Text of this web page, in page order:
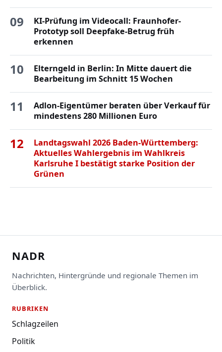
09
KI-Prüfung im Videocall: Fraunhofer-
Prototyp soll Deepfake-Betrug früh
erkennen
10
Elterngeld in Berlin: In Mitte dauert die
Bearbeitung im Schnitt 15 Wochen
11
Adlon-Eigentümer beraten über Verkauf für
mindestens 280 Millionen Euro
12
Landtagswahl 2026 Baden-Württemberg:
Aktuelles Wahlergebnis im Wahlkreis
Karlsruhe I bestätigt starke Position der
Grünen
NADR
Nachrichten, Hintergründe und regionale Themen im
Überblick.
RUBRIKEN
Schlagzeilen
Politik